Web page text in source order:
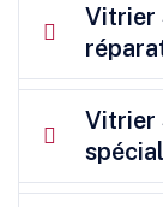
Vitrier
Vitrier